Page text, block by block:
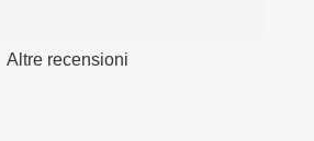
Altre recensioni